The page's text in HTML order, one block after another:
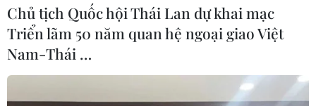
Chủ tịch Quốc hội Thái Lan dự khai mạc
Triển lãm 50 năm quan hệ ngoại giao Việt
Nam-Thái …